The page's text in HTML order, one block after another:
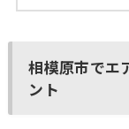
相模原市でエ
ント